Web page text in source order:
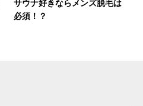
サウナ好きならメンズ脱毛は
必須！？